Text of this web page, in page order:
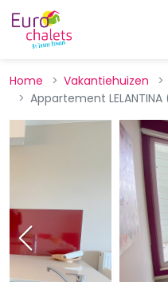
Home Vakantiehuizen
Appartement